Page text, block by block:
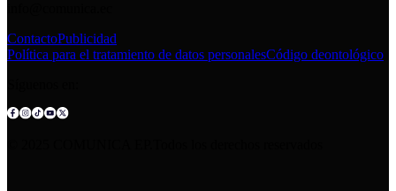
ContactoPublicidad
Política para el tratamiento de datos personalesCódigo deontológico